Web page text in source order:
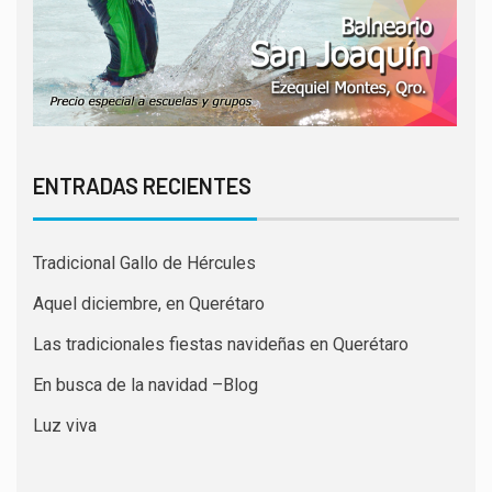
ENTRADAS RECIENTES
Tradicional Gallo de Hércules
Aquel diciembre, en Querétaro
Las tradicionales fiestas navideñas en Querétaro
En busca de la navidad –Blog
Luz viva